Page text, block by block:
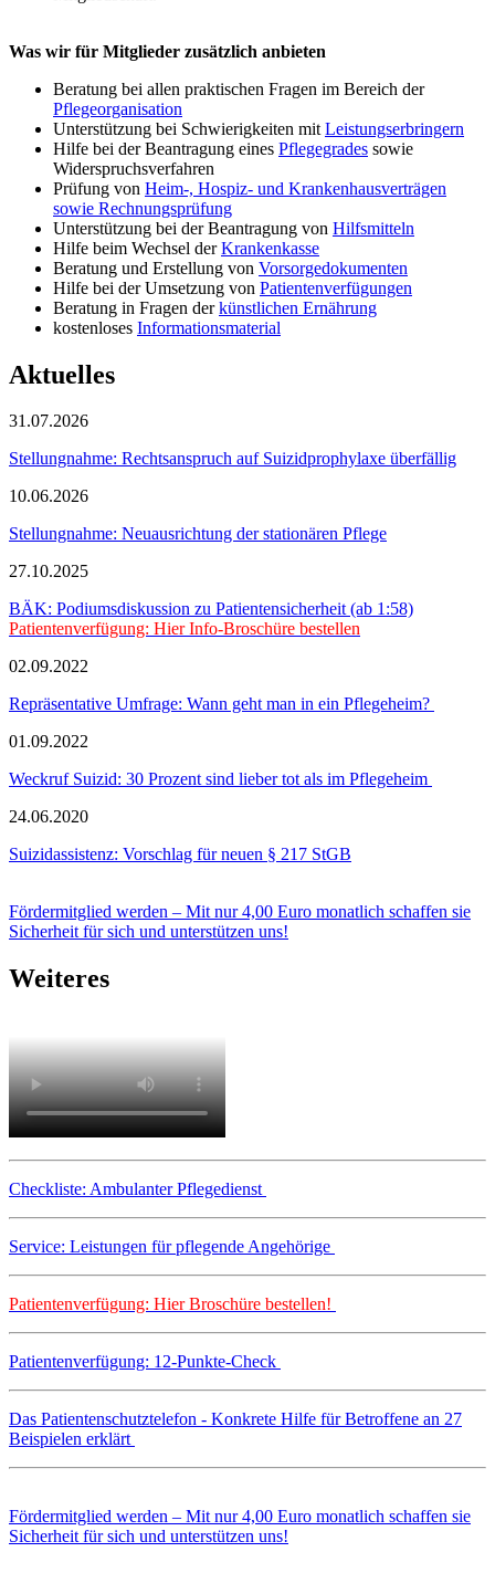
Was wir für Mitglieder zusätzlich anbieten
Beratung bei allen praktischen Fragen im Bereich der
Pflegeorganisation
Unterstützung bei Schwierigkeiten mit Leistungserbringern
Hilfe bei der Beantragung eines Pflegegrades sowie
Widerspruchsverfahren
Prüfung von Heim-, Hospiz- und Krankenhausverträgen
sowie Rechnungsprüfung
Unterstützung bei der Beantragung von Hilfsmitteln
Hilfe beim Wechsel derKrankenkasse
Beratung und Erstellung von Vorsorgedokumenten
Hilfe bei der Umsetzung von Patientenverfügungen
Beratung in Fragen derkünstlichen Ernährung
kostenloses Informationsmaterial
Aktuelles
31.07.2026
Stellungnahme: Rechtsanspruch auf Suizidprophylaxe überfällig
10.06.2026
Stellungnahme: Neuausrichtung der stationären Pflege
27.10.2025
BÄK: Podiumsdiskussion zu Patientensicherheit (ab 1:58)
Patientenverfügung: Hier Info-Broschüre bestellen
02.09.2022
Repräsentative Umfrage: Wann geht man in ein Pflegeheim?
01.09.2022
Weckruf Suizid: 30 Prozent sind lieber tot als im Pflegeheim
24.06.2020
Suizidassistenz: Vorschlag für neuen § 217 StGB
Fördermitglied werden – Mit nur 4,00 Euro monatlich schaffen sie
Sicherheit für sich und unterstützen uns!
Weiteres
Checkliste: Ambulanter Pflegedienst
Service: Leistungen für pflegende Angehörige
Patientenverfügung: Hier Broschüre bestellen!
Patientenverfügung: 12-Punkte-Check
Das Patientenschutztelefon - Konkrete Hilfe für Betroffene an 27
Beispielen erklärt
Fördermitglied werden – Mit nur 4,00 Euro monatlich schaffen sie
Sicherheit für sich und unterstützen uns!